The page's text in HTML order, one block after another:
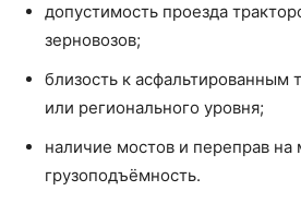
допустимость проезда
зерновозов;
близость к асфальтированным
или регионального уровня;
наличие мостов и переправ на
грузоподъёмность.